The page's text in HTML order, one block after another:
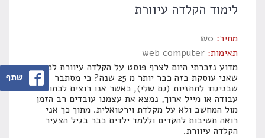
לימוד הקלדה עיוורת
מחיר: ₪0
תאימות: web computer
מדוע נזכרתי היום לצרף פוסט על הקלדה עיוורת למרות
שאני עוסקת בזה כבר יותר מ 25 שנה? כי מסתבר
שבניגוד לתחזיות (גם שלי), כאשר אנו רוצים לכתוב
עבודה או מייל ארוך, נמצא את עצמנו עובדים רב הזמן
מול המחשב ולא על מקלדת וירטואלית. מתוך כך אני
רואה חשיבות להקדים וללמד ילדים כבר בגיל הצעיר
הקלדה עיוורת.
שתף